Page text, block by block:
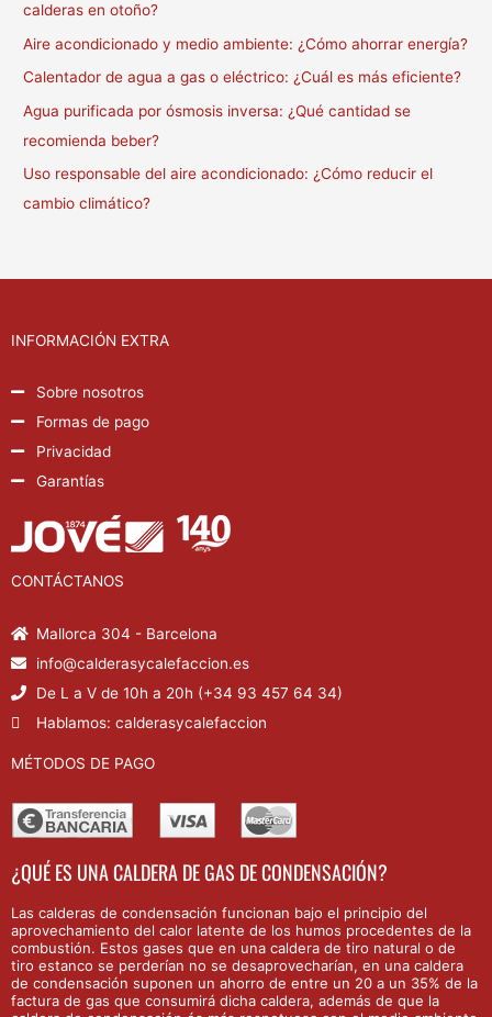
calderas en otoño?
Aire acondicionado y medio ambiente: ¿Cómo ahorrar energía?
Calentador de agua a gas o eléctrico: ¿Cuál es más eficiente?
Agua purificada por ósmosis inversa: ¿Qué cantidad se
recomienda beber?
Uso responsable del aire acondicionado: ¿Cómo reducir el
cambio climático?
INFORMACIÓN EXTRA
Sobre nosotros
Formas de pago
Privacidad
Garantías
CONTÁCTANOS
Mallorca 304 - Barcelona
info@calderasycalefaccion.es
De L a V de 10h a 20h (+34 93 457 64 34)
Hablamos: calderasycalefaccion
MÉTODOS DE PAGO
¿QUÉ ES UNA CALDERA DE GAS DE CONDENSACIÓN?
Las calderas de condensación funcionan bajo el principio del
aprovechamiento del calor latente de los humos procedentes de la
combustión. Estos gases que en una caldera de tiro natural o de
tiro estanco se perderían no se desaprovecharían, en una caldera
de condensación suponen un ahorro de entre un 20 a un 35% de la
factura de gas que consumirá dicha caldera, además de que la